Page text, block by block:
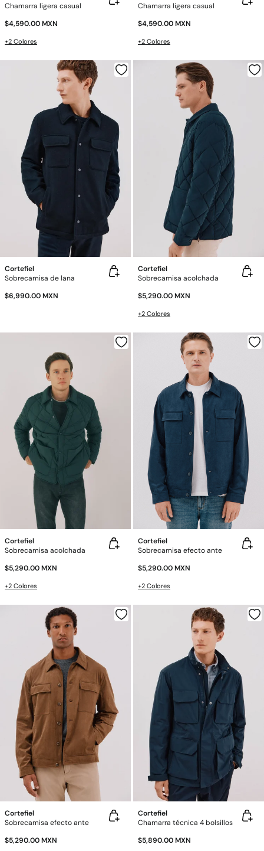
Chamarra ligera casual
$4,590.00 MXN
+2 Colores
Chamarra ligera casual
$4,590.00 MXN
+2 Colores
Cortefiel
Sobrecamisa de lana
$6,990.00 MXN
Cortefiel
Sobrecamisa acolchada
$5,290.00 MXN
+2 Colores
Cortefiel
Sobrecamisa acolchada
$5,290.00 MXN
+2 Colores
Cortefiel
Sobrecamisa efecto ante
$5,290.00 MXN
+2 Colores
Cortefiel
Sobrecamisa efecto ante
$5,290.00 MXN
Cortefiel
Chamarra técnica 4 bolsillos
$5,890.00 MXN